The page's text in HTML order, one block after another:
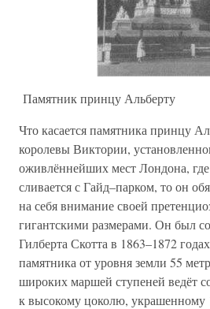
Памятник принцу Альберту
Что касается памятника принцу
королевы Виктории,
оживлённейших мест Лондона,
сливается с Гайд–парком, то он
на себя внимание своей
гигантскими размерами. Он был
Гилберта Скотта в 1863–1872
памятника от уровня земли 55
широких маршей ступеней ведёт
к высокому цоколю,